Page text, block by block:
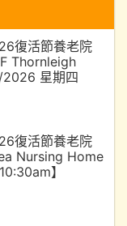
復活節養老院
Thornleigh
星期四
復活節養老院
Nursing Home
】